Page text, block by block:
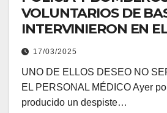
VOLUNTARIOS DE
INTERVINIERON EN
MÉNDEZ TRAS
CAMIONETA
17/03/2025
UNO DE ELLOS DESEO NO
EL PERSONAL MÉDICO Ayer
producido un despiste…